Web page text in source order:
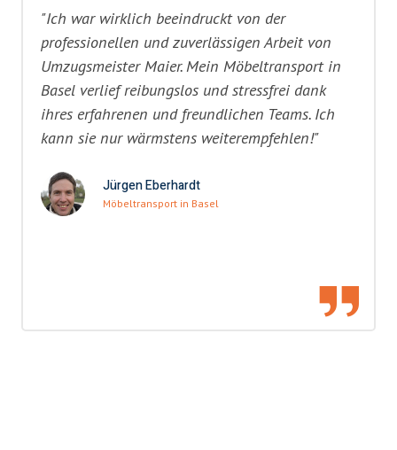
"Ich war wirklich beeindruckt von der
professionellen und zuverlässigen Arbeit von
Umzugsmeister Maier. Mein Möbeltransport in
Basel verlief reibungslos und stressfrei dank
ihres erfahrenen und freundlichen Teams. Ich
kann sie nur wärmstens weiterempfehlen!"
Jürgen Eberhardt
Möbeltransport in Basel